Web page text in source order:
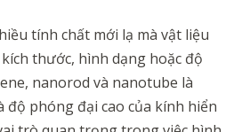
tính chất mới lạ mà vật liệu
thước, hình dạng hoặc độ
nanorod và nanotube là
độ phóng đại cao của kính hiển